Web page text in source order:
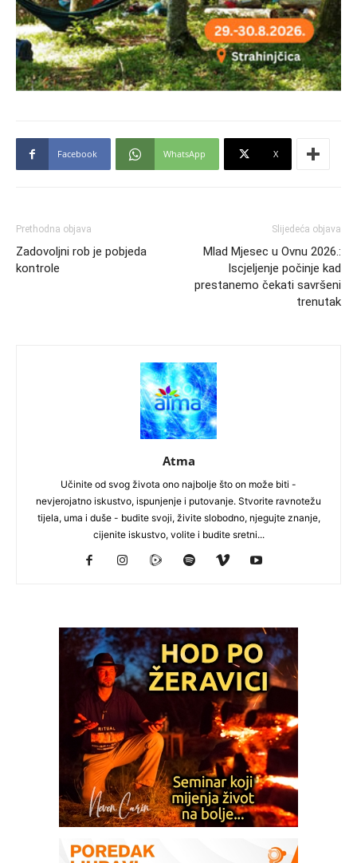
Facebook WhatsApp X
Prethodna objava
Zadovoljni rob je pobjeda
kontrole
Slijedeća objava
Mlad Mjesec u Ovnu 2026.:
Iscjeljenje počinje kad
prestanemo čekati savršeni
trenutak
Atma
Učinite od svog života ono najbolje što on može biti -
nevjerojatno iskustvo, ispunjenje i putovanje. Stvorite ravnotežu
tijela, uma i duše - budite svoji, živite slobodno, njegujte znanje,
cijenite iskustvo, volite i budite sretni...